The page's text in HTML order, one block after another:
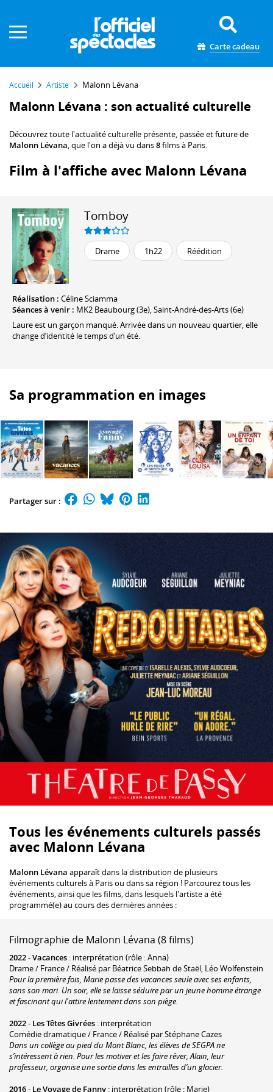
Carte cadeau
Accueil Artiste Malonn Lévana
Malonn Lévana : son actualité culturelle
Découvrez toute l'actualité culturelle présente, passée et future de
Malonn Lévana, que l'on a déjà vu dans8films à Paris.
Film à l'affiche avec Malonn Lévana
Tomboy
Drame 1h22 Réédition
Réalisation : Céline Sciamma
Séances à venir : MK2 Beaubourg (3e), Saint-André-des-Arts (6e)
Laure est un garçon manqué. Arrivée dans un nouveau quartier, elle
change d’identité le temps d’un été.
Sa programmation en images
Partager sur :
Tous les événements culturels passés
avec Malonn Lévana
Malonn Lévana apparaît dans la distribution de plusieurs
événements culturels à Paris ou dans sa région ! Parcourez tous les
événements, ainsi que les films, dans lesquels l'artiste a été
programmé(e) au cours des dernières années :
Filmographie de Malonn Lévana (8 films)
2022-Vacances : interprétation (rôle : Anna)
Drame / France / Réalisé par Béatrice Sebbah de Staël, Léo Wolfenstein
Pour la première fois, Marie passe des vacances seule avec ses enfants,
sans son mari. Un soir, elle se laisse séduire par un jeune homme étrange
et fascinant qui l'attire lentement dans son piège.
2022- Les Têtes Givrées : interprétation
Comédie dramatique / France / Réalisé par Stéphane Cazes
Dans un collège au pied du Mont Blanc, les élèves de SEGPA ne
s’intéressent à rien. Pour les motiver et les faire rêver, Alain, leur
professeur, organise une sortie dans les entrailles d’un glacier.
2016- Le Voyage de Fanny : interprétation (rôle : Marie)